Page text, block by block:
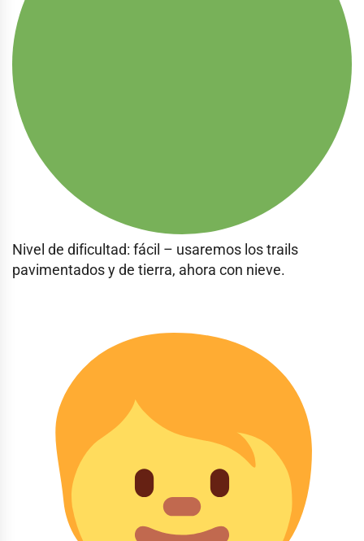
Nivel de dificultad: fácil – usaremos los trails
pavimentados y de tierra, ahora con nieve.